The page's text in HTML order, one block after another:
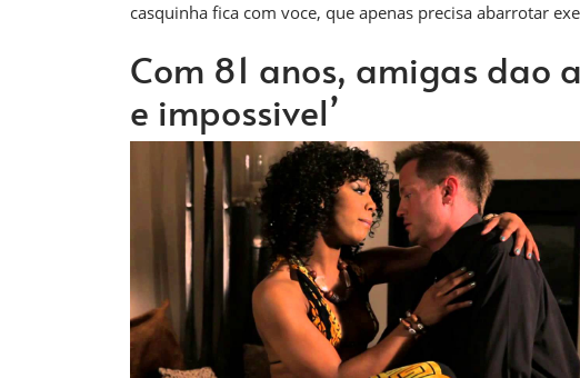
casquinha fica com voce, que apenas precisa abarrotar
Com 81 anos, amigas dao
e impossivel’